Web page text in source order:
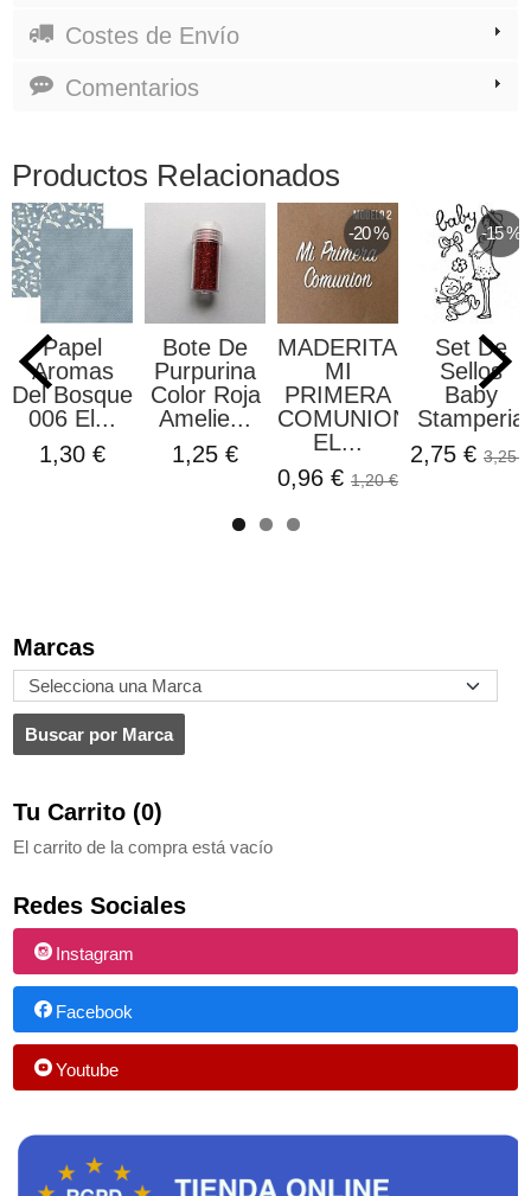
Marcas
Tu Carrito (0)
El carrito de la compra está vacío
Redes Sociales
Instagram
Facebook
Youtube
Costes de Envío
Comentarios
Productos Relacionados
Papel
Aromas
Del Bosque
006 El...
1,30 €
Bote De
Purpurina
Color Roja
Amelie...
1,25 €
-20 %
MADERITAS
MI
PRIMERA
COMUNION
EL...
0,96 € 1,20 €
-15 %
Set De
Sellos
Baby
Stamperia
2,75 € 3,25 €